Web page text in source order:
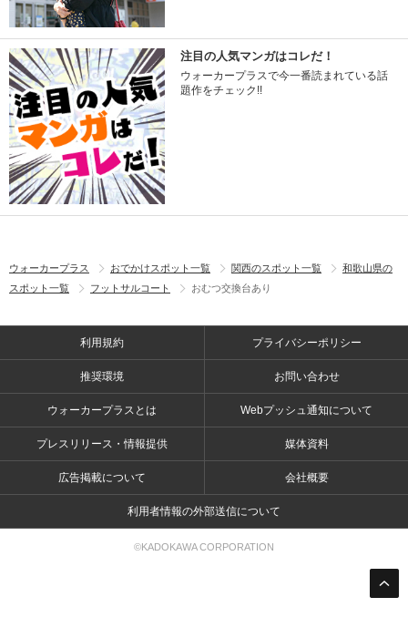
注目の人気マンガはコレだ！
ウォーカープラスで今一番読まれている話
題作をチェック!!
ウォーカープラス おでかけスポット一覧 関西のスポット一覧
和歌山県の
スポット一覧
フットサルコート おむつ交換台あり
利用規約 プライバシーポリシー
推奨環境 お問い合わせ
ウォーカープラスとは Webプッシュ通知について
プレスリリース・情報提供 媒体資料
広告掲載について 会社概要
利用者情報の外部送信について
©KADOKAWA CORPORATION